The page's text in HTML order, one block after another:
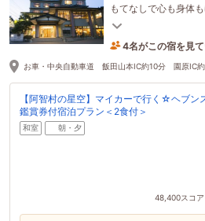
もてなしで心も身体
「私たちに、ちょう
18分前に予約され
お車・中央自動車道 飯田山本IC約10分 園原IC
【阿智村の星空】マイカーで行く☆ヘブン
鑑賞券付宿泊プラン＜2食付＞
和室 朝・夕
48,400スコア